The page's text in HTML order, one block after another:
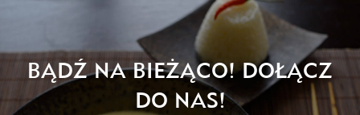
BĄDŹ NA BIEŻĄCO! DOŁĄCZ
DO NAS!